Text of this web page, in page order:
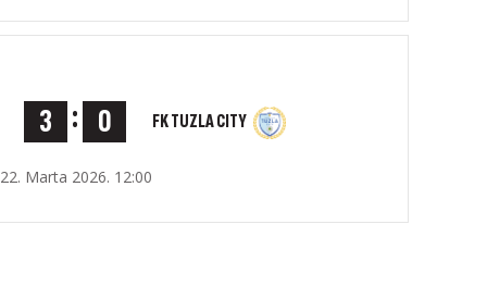
3 : 0 FK TUZLA CITY
22. Marta 2026. 12:00